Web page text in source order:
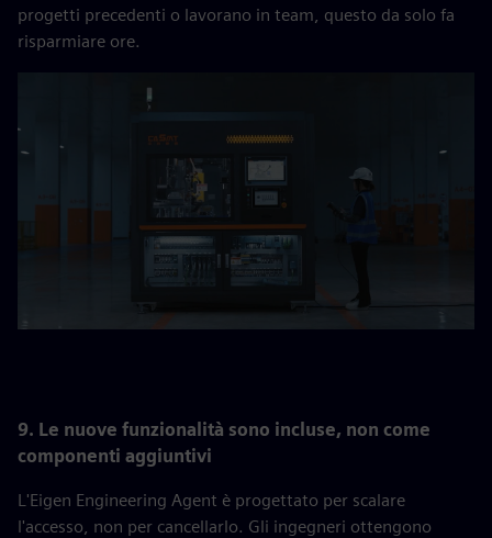
progetti precedenti o lavorano in team, questo da solo fa
risparmiare ore.
9. Le nuove funzionalità sono incluse, non come
componenti aggiuntivi
L'Eigen Engineering Agent è progettato per scalare
l'accesso, non per cancellarlo. Gli ingegneri ottengono